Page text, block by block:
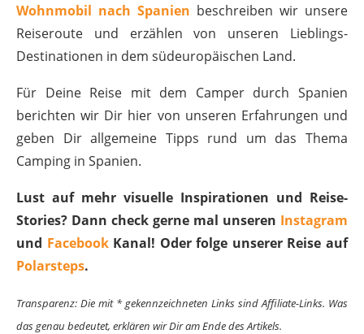
Wohnmobil nach Spanien beschreiben wir unsere
Reiseroute und erzählen von unseren Lieblings-
Destinationen in dem südeuropäischen Land.
Für Deine Reise mit dem Camper durch Spanien
berichten wir Dir hier von unseren Erfahrungen und
geben Dir allgemeine Tipps rund um das Thema
Camping in Spanien.
Lust auf mehr visuelle Inspirationen und Reise-
Stories? Dann check gerne mal unseren Instagram
und FacebookKanal! Oder folge unserer Reise auf
Polarsteps.
Transparenz: Die mit * gekennzeichneten Links sind Affiliate-Links. Was
das genau bedeutet, erklären wir Dir am Ende des Artikels.